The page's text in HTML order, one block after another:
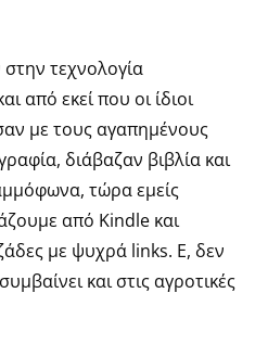
τεχνολογία
από εκεί που οι ίδιοι
με τους αγαπημένους
διάβαζαν βιβλία και
τώρα εμείς
από Kindle και
με ψυχρά links. Ε, δεν
και στις αγροτικές